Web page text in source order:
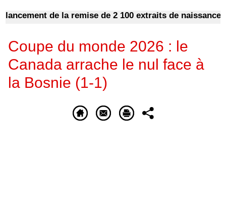
de la remise de 2 100 extraits de naissance et
Coupe du monde 2026 : le
Canada arrache le nul face à
la Bosnie (1-1)